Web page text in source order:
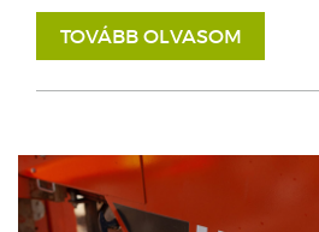
TOVÁBB OLVASOM